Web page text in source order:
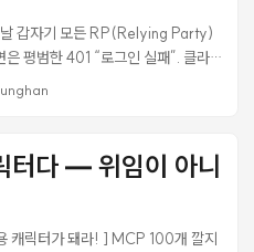
은 일단 옆에 두고, 코드 영역에서는
키지 않으려고 변수명 바꾸고 주석
켜서 내가 못 본 구멍을 메꾸는 시간
갑자기 모든 RP(Relying Party)
평범한 401 “로그인 실패”. 클라
드가 401을 응답했을 뿐이다. 처
도 작동 안 한 상태였고, 그 결과 raw
서 모든 사용자 인증을 깨놓고 있
도달했는지가 본질이라 정리해둔
터다 — 위임이 아니
캐릭터가 돼라! ] MCP 100개 깔지